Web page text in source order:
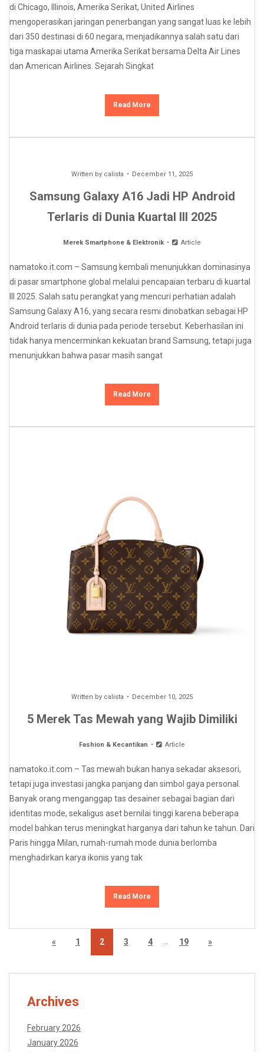
di Chicago, Illinois, Amerika Serikat, United Airlines
mengoperasikan jaringan penerbangan yang sangat luas ke lebih
dari 350 destinasi di 60 negara, menjadikannya salah satu dari
tiga maskapai utama Amerika Serikat bersama Delta Air Lines
dan American Airlines. Sejarah Singkat
Read More
Written by calista December 11, 2025
Samsung Galaxy A16 Jadi HP Android
Terlaris di Dunia Kuartal III 2025
Merek Smartphone & Elektronik Article
namatoko.it.com – Samsung kembali menunjukkan dominasinya
di pasar smartphone global melalui pencapaian terbaru di kuartal
III 2025. Salah satu perangkat yang mencuri perhatian adalah
Samsung Galaxy A16, yang secara resmi dinobatkan sebagai HP
Android terlaris di dunia pada periode tersebut. Keberhasilan ini
tidak hanya mencerminkan kekuatan brand Samsung, tetapi juga
menunjukkan bahwa pasar masih sangat
Read More
Written by calista December 10, 2025
5 Merek Tas Mewah yang Wajib Dimiliki
Fashion & Kecantikan Article
namatoko.it.com – Tas mewah bukan hanya sekadar aksesori,
tetapi juga investasi jangka panjang dan simbol gaya personal.
Banyak orang menganggap tas desainer sebagai bagian dari
identitas mode, sekaligus aset bernilai tinggi karena beberapa
model bahkan terus meningkat harganya dari tahun ke tahun. Dari
Paris hingga Milan, rumah-rumah mode dunia berlomba
menghadirkan karya ikonis yang tak
Read More
« 1 2 3 4 … 19 »
Archives
February 2026
January 2026